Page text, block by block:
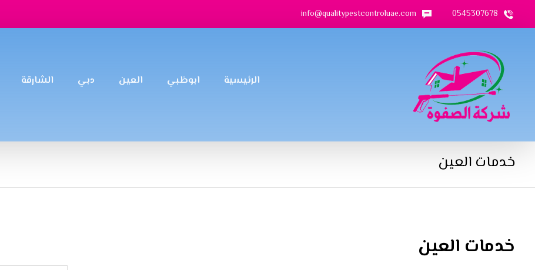
0545307678
info@qualitypestcontroluae.com
الرئيسية ابوظبي العين دبي الشارقة
خدمات العين
خدمات العين